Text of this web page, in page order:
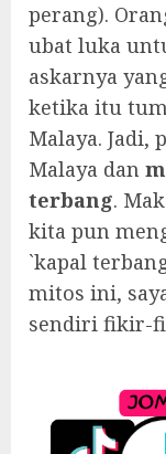
perang).
ubat luka
askarnya
ketika itu
Malaya. Jadi,
Malaya dan
terbang.
kita pun
`kapal
mitos ini,
sendiri fikir-